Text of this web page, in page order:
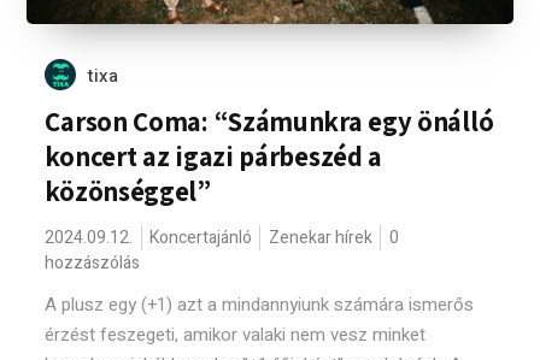
tixa
Carson Coma: “Számunkra egy önálló
koncert az igazi párbeszéd a
közönséggel”
2024.09.12. Koncertajánló Zenekar hírek
0
hozzászólás
A plusz egy (+1) azt a mindannyiunk számára ismerős
érzést feszegeti, amikor valaki nem vesz minket